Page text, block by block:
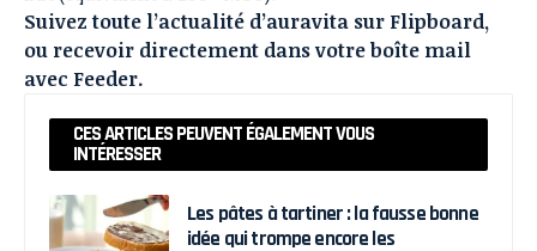
Suivez toute l’actualité d’auravita sur Flipboard,
ou recevoir directement dans votre boîte mail
avec Feeder.
CES ARTICLES PEUVENT ÉGALEMENT VOUS
INTÉRESSER
Les pâtes à tartiner : la fausse bonne
idée qui trompe encore les